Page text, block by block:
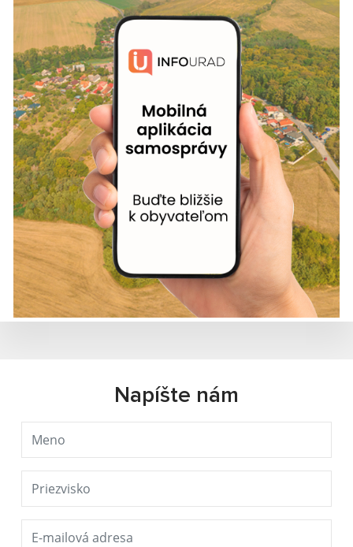
Napíšte nám